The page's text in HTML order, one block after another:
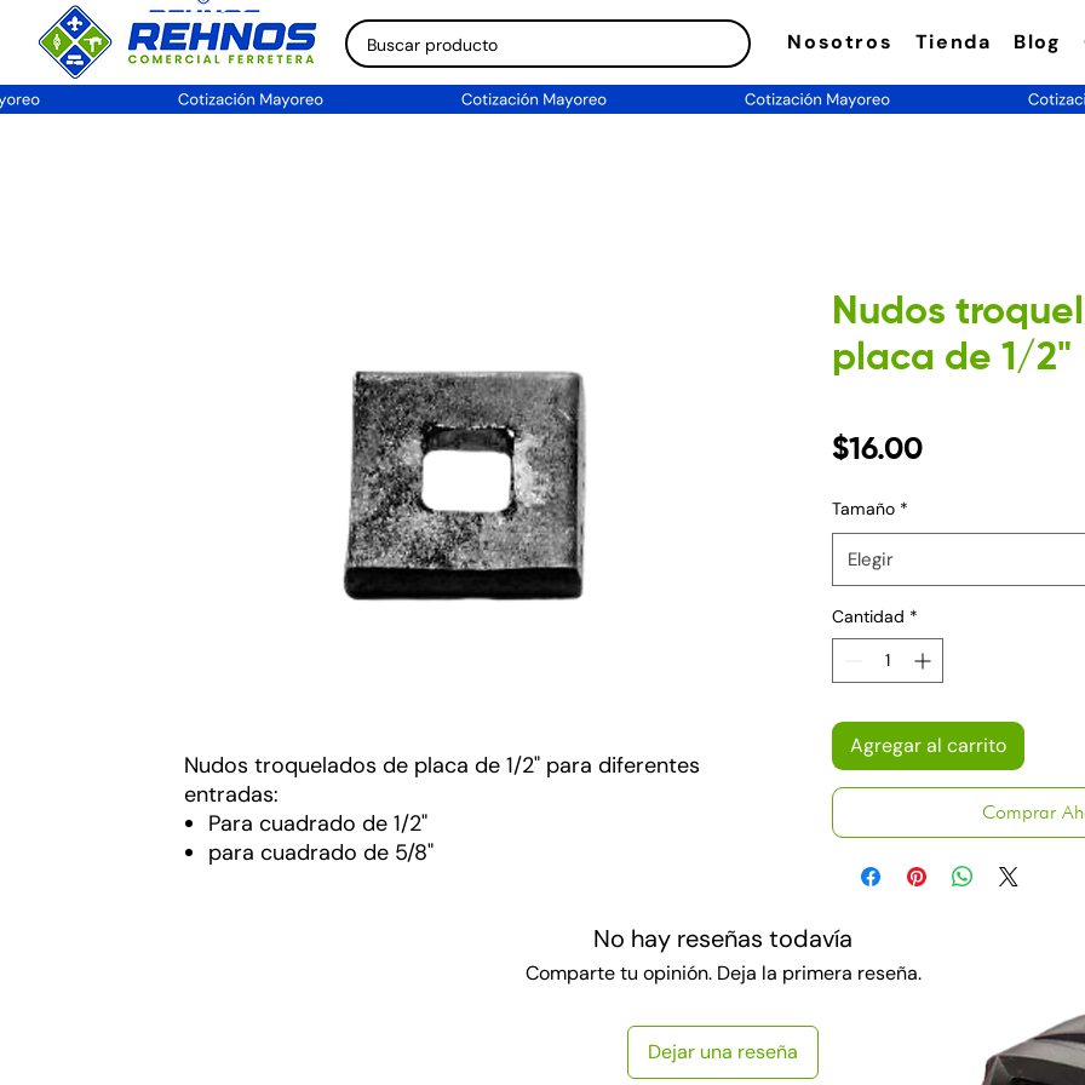
Nosotros Tienda Blog
Nudos troquelados de placa de 1/2" para diferentes
entradas:
Para cuadrado de 1/2"
para cuadrado de 5/8"
Nudos
placa de 1/2"
$16.00Precio
Tamaño *
Elegir
Cantidad *
Agregar al carrito
Comprar
No hay reseñas todavía
Comparte tu opinión. Deja la primera reseña.
Dejar una reseña